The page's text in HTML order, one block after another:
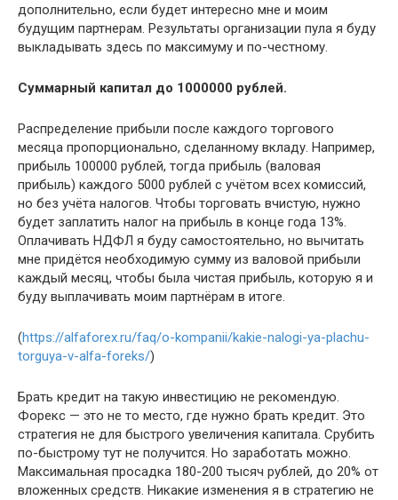
дополнительно, если будет интересно мне и моим
будущим партнерам. Результаты организации пула я буду
выкладывать здесь по максимуму и по-честному.
Суммарный капитал до 1000000 рублей.
Распределение прибыли после каждого торгового
месяца пропорционально, сделанному вкладу. Например,
прибыль 100000 рублей, тогда прибыль (валовая
прибыль) каждого 5000 рублей с учётом всех комиссий,
но без учёта налогов. Чтобы торговать вчистую, нужно
будет заплатить налог на прибыль в конце года 13%.
Оплачивать НДФЛ я буду самостоятельно, но вычитать
мне придётся необходимую сумму из валовой прибыли
каждый месяц, чтобы была чистая прибыль, которую я и
буду выплачивать моим партнёрам в итоге.
(https://alfaforex.ru/faq/o-kompanii/kakie-nalogi-ya-plachu-
torguya-v-alfa-foreks/)
Брать кредит на такую инвестицию не рекомендую.
Форекс — это не то место, где нужно брать кредит. Это
стратегия не для быстрого увеличения капитала. Срубить
по-быстрому тут не получится. Но заработать можно.
Максимальная просадка 180-200 тысяч рублей, до 20% от
вложенных средств. Никакие изменения я в стратегию не